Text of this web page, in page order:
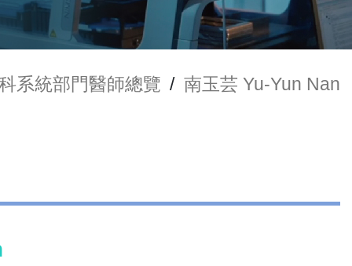
系統部門醫師總覽 / 南玉芸 Yu-Yun Nan